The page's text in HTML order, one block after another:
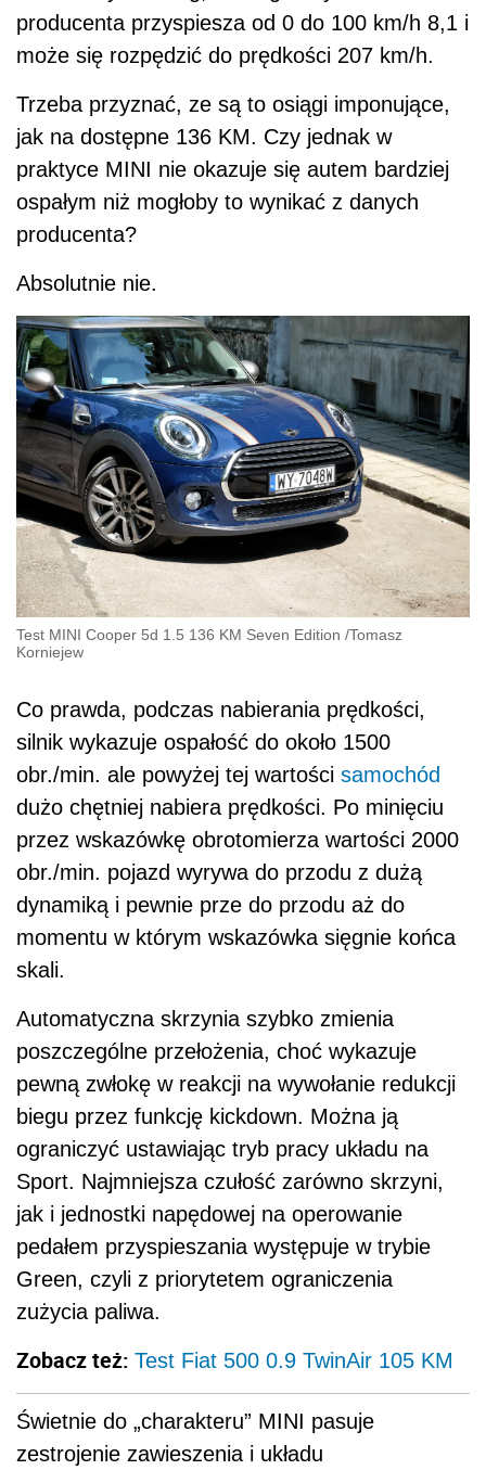
producenta przyspiesza od 0 do 100 km/h 8,1 i
może się rozpędzić do prędkości 207 km/h.
Trzeba przyznać, ze są to osiągi imponujące,
jak na dostępne 136 KM. Czy jednak w
praktyce MINI nie okazuje się autem bardziej
ospałym niż mogłoby to wynikać z danych
producenta?
Absolutnie nie.
Test MINI Cooper 5d 1.5 136 KM Seven Edition /Tomasz
Korniejew
Co prawda, podczas nabierania prędkości,
silnik wykazuje ospałość do około 1500
obr./min. ale powyżej tej wartości samochód
dużo chętniej nabiera prędkości. Po minięciu
przez wskazówkę obrotomierza wartości 2000
obr./min. pojazd wyrywa do przodu z dużą
dynamiką i pewnie prze do przodu aż do
momentu w którym wskazówka sięgnie końca
skali.
Automatyczna skrzynia szybko zmienia
poszczególne przełożenia, choć wykazuje
pewną zwłokę w reakcji na wywołanie redukcji
biegu przez funkcję kickdown. Można ją
ograniczyć ustawiając tryb pracy układu na
Sport. Najmniejsza czułość zarówno skrzyni,
jak i jednostki napędowej na operowanie
pedałem przyspieszania występuje w trybie
Green, czyli z priorytetem ograniczenia
zużycia paliwa.
Zobacz też: Test Fiat 500 0.9 TwinAir 105 KM
Świetnie do „charakteru” MINI pasuje
zestrojenie zawieszenia i układu